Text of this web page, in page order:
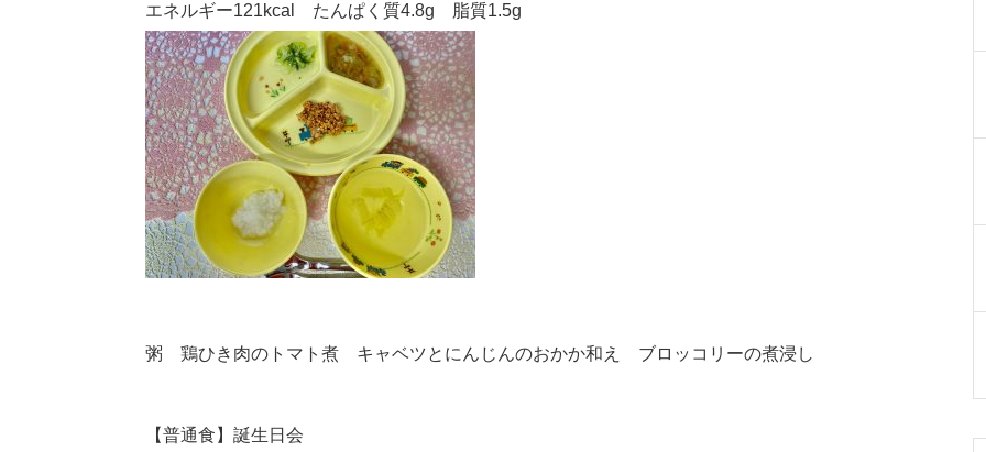
エネルギー121kcal たんぱく質4.8g 脂質1.5g
粥 鶏ひき肉のトマト煮 キャベツとにんじんのおかか和え ブロッコリーの煮浸し
【普通食】誕生日会